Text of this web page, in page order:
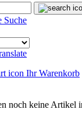
Suche
Ihr Warenkorb
noch keine Artikel